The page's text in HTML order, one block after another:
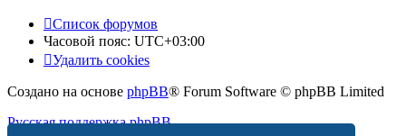
Список форумов
Часовой пояс: UTC+03:00
Удалить cookies
Создано на основе phpBB® Forum Software © phpBB Limited
Русская поддержка phpBB